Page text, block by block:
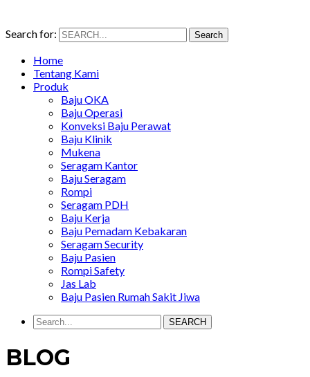
Search for: Search
Home
Tentang Kami
Produk
Baju OKA
Baju Operasi
Konveksi Baju Perawat
Baju Klinik
Mukena
Seragam Kantor
Baju Seragam
Rompi
Seragam PDH
Baju Kerja
Baju Pemadam Kebakaran
Seragam Security
Baju Pasien
Rompi Safety
Jas Lab
Baju Pasien Rumah Sakit Jiwa
SEARCH
BLOG